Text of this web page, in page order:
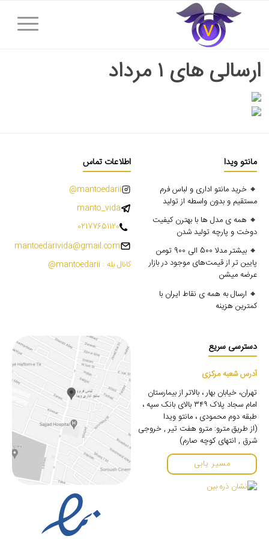
ارسالی های ۱ مرداد
مانتو ویدا
🔸 خرید مانتو اداری و لباس فرم
مستقیم و بدون واسطه از تولید
🔸 همه ی مدل ها با بهترن کیفیت
دوخت و پارچه تولید شدن
🔸 بیشتر مدلا 500 الی 900 تومن
پایین تر از قیمت‌های موجود در بازار
عرضه میشن
🔸 ارسال به همه ی نقاط ایران با
کمترین هزینه
اطلاعات تماس
mantoedarii@
manto_vida
02177651120
mantoedarivida@gmail.com
کانال بله : mantoedarii@
دسترسی سریع
آدرس شعبه مرکزی
تهران، خیابان بهار ، بالاتر از بیمارستان
امام سجاد پلاک ۳۴۹ بالای بانک سپه ،
طبقه دوم محمودی ، مانتو ویدا
(از طریق مترو: مترو هفت تیر , خروجی
شرق , انتهای کوچه صارم)
مسیر یابی